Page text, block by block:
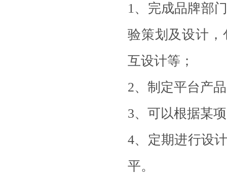
1、 完成品牌部
验策划及设计
互设计等；
2、制定平台产
3、可以根据某
4、定期进行设
平。